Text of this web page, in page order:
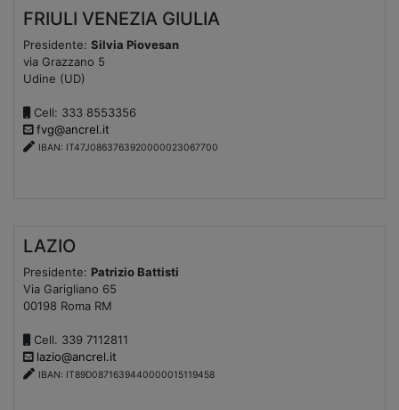
FRIULI VENEZIA GIULIA
Presidente: Silvia Piovesan
via Grazzano 5
Udine (UD)
Cell: 333 8553356
fvg@ancrel.it
IBAN: IT47J0863763920000023067700
LAZIO
Presidente: Patrizio Battisti
Via Garigliano 65
00198 Roma RM
Cell. 339 7112811
lazio@ancrel.it
IBAN: IT89D0871639440000015119458